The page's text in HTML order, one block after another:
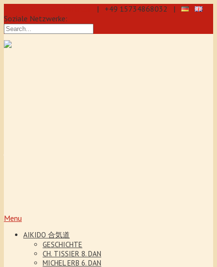
| +49 15734868032 |
Soziale Netzwerke:
Menu
AIKIDO 合気道
GESCHICHTE
CH. TISSIER 8. DAN
MICHEL ERB 6. DAN